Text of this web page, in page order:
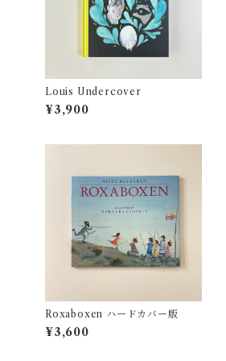
Louis Undercover
¥3,900
Roxaboxen ハードカバー版
¥3,600